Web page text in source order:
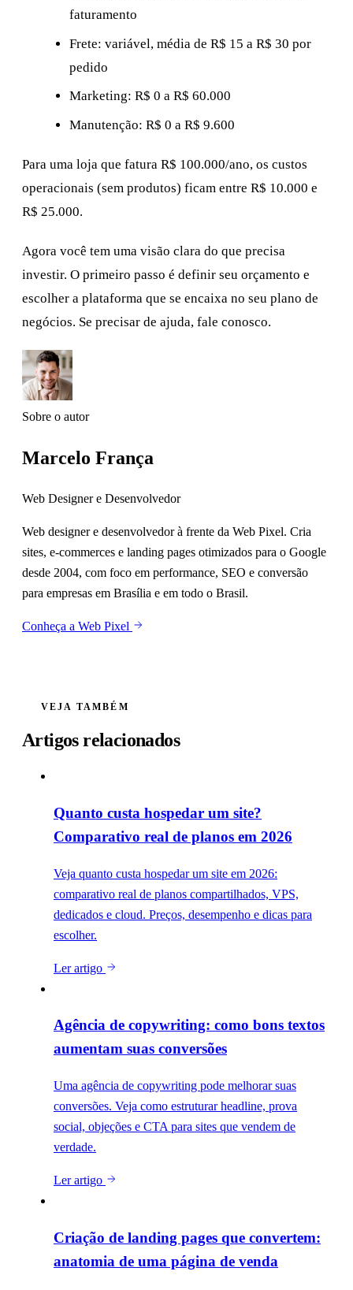
faturamento
Frete: variável, média de R$ 15 a R$ 30 por
pedido
Marketing: R$ 0 a R$ 60.000
Manutenção: R$ 0 a R$ 9.600
Para uma loja que fatura R$ 100.000/ano, os custos
operacionais (sem produtos) ficam entre R$ 10.000 e
R$ 25.000.
Agora você tem uma visão clara do que precisa
investir. O primeiro passo é definir seu orçamento e
escolher a plataforma que se encaixa no seu plano de
negócios. Se precisar de ajuda, fale conosco.
Sobre o autor
Marcelo França
Web Designer e Desenvolvedor
Web designer e desenvolvedor à frente da Web Pixel. Cria
sites, e-commerces e landing pages otimizados para o Google
desde 2004, com foco em performance, SEO e conversão
para empresas em Brasília e em todo o Brasil.
Conheça a Web Pixel
VEJA TAMBÉM
Artigos relacionados
Quanto custa hospedar um site?
Comparativo real de planos em 2026
Veja quanto custa hospedar um site em 2026:
comparativo real de planos compartilhados, VPS,
dedicados e cloud. Preços, desempenho e dicas para
escolher.
Ler artigo
Agência de copywriting: como bons textos
aumentam suas conversões
Uma agência de copywriting pode melhorar suas
conversões. Veja como estruturar headline, prova
social, objeções e CTA para sites que vendem de
verdade.
Ler artigo
Criação de landing pages que convertem:
anatomia de uma página de venda